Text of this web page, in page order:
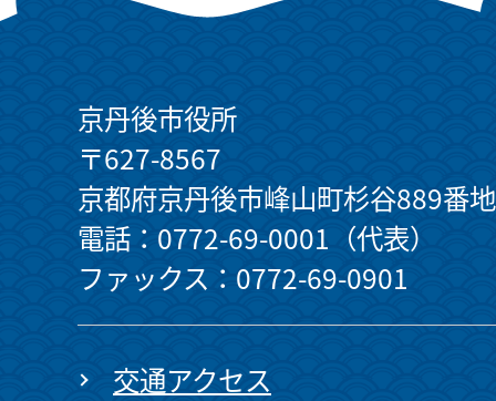
京丹後市役所
〒627-8567
京都府京丹後市峰山町杉谷889番地
電話：0772-69-0001（代表）
ファックス：0772-69-0901
交通アクセス